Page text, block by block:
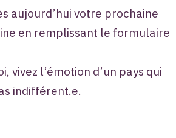
aujourd’hui votre prochaine
en remplissant le formulaire
vivez l’émotion d’un pays qui
indifférent.e.